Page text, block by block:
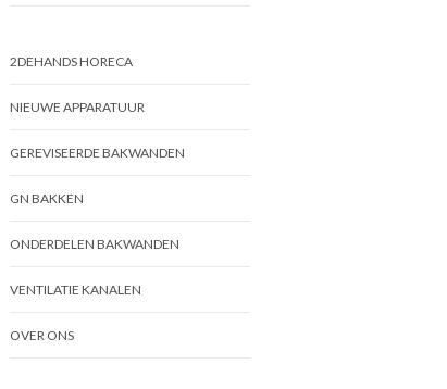
2DEHANDS HORECA
NIEUWE APPARATUUR
GEREVISEERDE BAKWANDEN
GN BAKKEN
ONDERDELEN BAKWANDEN
VENTILATIE KANALEN
OVER ONS